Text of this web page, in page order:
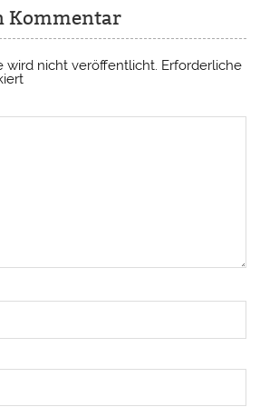
Kommentar
wird nicht veröffentlicht. Erforderliche